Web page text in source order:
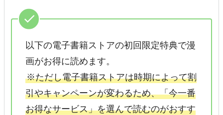
以下の電子書籍ストアの初回限定特典で漫
画がお得に読めます。
※ただし電子書籍ストアは時期によって割
引やキャンペーンが変わるため、「今一番
お得なサービス」を選んで読むのがおすす